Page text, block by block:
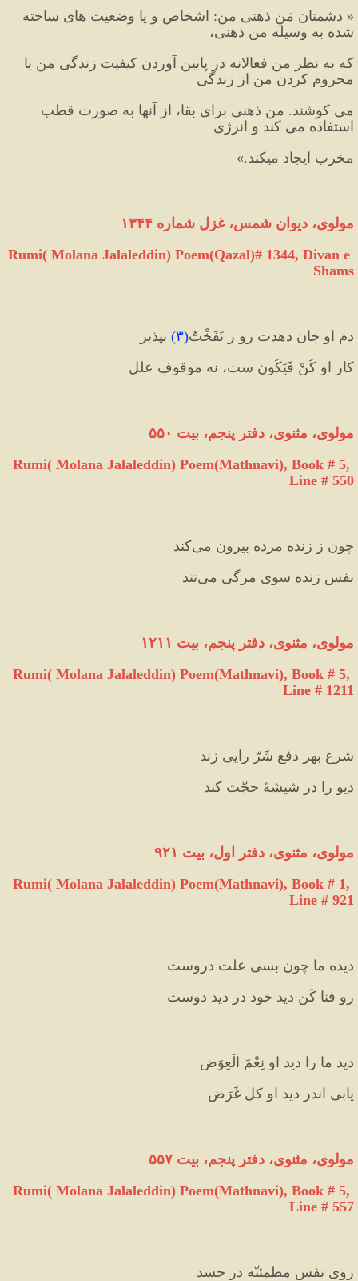
شده به وسیله من ذهنی،
محروم کردن من از زندگی
استفاده می کند و انرژی
مخرب ایجاد میکند.»
مولوی، دیوان شمس، غزل شماره ۱۳۴۴
Rumi( Molana Jalaleddin) Poem(Qazal)# 1344, Divan e
Shams
دمِ او جان دهدت رو ز نَفَخْتُ(۳) بپذیر
کارِ او کُنْ فَیَکُون ‌ست، نه موقوفِ علل
مولوی، مثنوی، دفتر پنجم، بیت ۵۵۰
Rumi( Molana Jalaleddin) Poem(Mathnavi), Book # 5,
Line # 550
چون ز زنده مرده بیرون می‌کند
نفسِ زنده سوی مرگی می‌تند
مولوی، مثنوی، دفتر پنجم، بیت ۱۲۱۱
Rumi( Molana Jalaleddin) Poem(Mathnavi), Book # 5,
Line # 1211
شرع بهرِ دفعِ شَرّ رایی زند
دیو را در شیشهٔ حجّت کند
مولوی، مثنوی، دفتر اول، بیت ۹۲۱
Rumi( Molana Jalaleddin) Poem(Mathnavi), Book # 1,
Line # 921
دیده ما چون بسی علّت دروست
رو فنا کُن دید خود در دید دوست
دید ما را دید او نِعْمَ الْعِوَض
یابی اندر دید او کل غَرَض
مولوی، مثنوی، دفتر پنجم، بیت ۵۵۷
Rumi( Molana Jalaleddin) Poem(Mathnavi), Book # 5,
Line # 557
روی نفس مطمئنّه در جسد